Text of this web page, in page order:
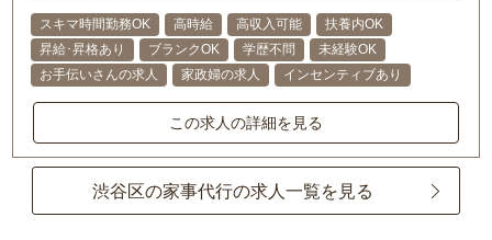
スキマ時間勤務OK 高時給 高収入可能
扶養内OK
昇給･昇格あり
ブランクOK 学歴不問
未経験OK
お手伝いさんの求人
家政婦の求人 インセンティブあり
この求人の詳細を見る
渋谷区の家事代行の求人一覧を見る